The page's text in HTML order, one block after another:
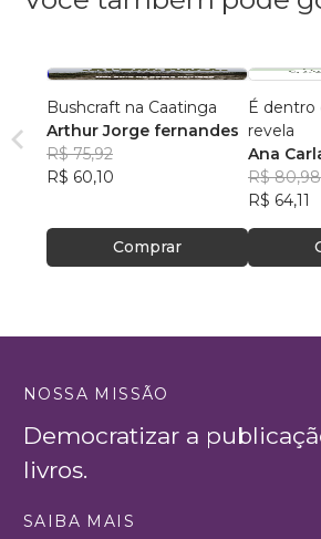
Bushcraft na Caatinga
Arthur Jorge fernandes
R$ 75,92
R$ 60,10
Comprar
É dentro
revela
Ana
R$ 80,98
R$ 64,11
NOSSA MISSÃO
Democratizar a
livros.
SAIBA MAIS